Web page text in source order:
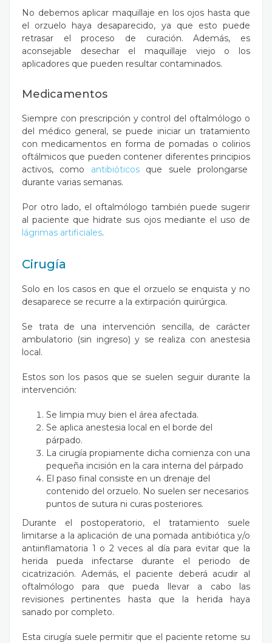
No debemos aplicar maquillaje en los ojos hasta que
el orzuelo haya desaparecido, ya que esto puede
retrasar el proceso de curación. Además, es
aconsejable desechar el maquillaje viejo o los
aplicadores que pueden resultar contaminados.
Medicamentos
Siempre con prescripción y control del oftalmólogo o
del médico general, se puede iniciar un tratamiento
con medicamentos en forma de pomadas o colirios
oftálmicos que pueden contener diferentes principios
activos, como antibióticosque suele prolongarse
durante varias semanas.
Por otro lado, el oftalmólogo también puede sugerir
al paciente que hidrate sus ojos mediante el uso de
lágrimas artificiales.
Cirugía
Solo en los casos en que el orzuelo se enquista y no
desaparece se recurre a la extirpación quirúrgica.
Se trata de una intervención sencilla, de carácter
ambulatorio (sin ingreso) y se realiza con anestesia
local.
Estos son los pasos que se suelen seguir durante la
intervención:
Se limpia muy bien el área afectada.
Se aplica anestesia local en el borde del
párpado.
La cirugía propiamente dicha comienza con una
pequeña incisión en la cara interna del párpado
El paso final consiste en un drenaje del
contenido del orzuelo. No suelen ser necesarios
puntos de sutura ni curas posteriores.
Durante el postoperatorio, el tratamiento suele
limitarse a la aplicación de una pomada antibiótica y/o
antiinflamatoria 1 o 2 veces al día para evitar que la
herida pueda infectarse durante el periodo de
cicatrización. Además, el paciente deberá acudir al
oftalmólogo para que pueda llevar a cabo las
revisiones pertinentes hasta que la herida haya
sanado por completo.
Esta cirugía suele permitir que el paciente retome su